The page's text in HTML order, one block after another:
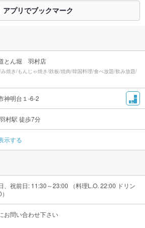
アプリでブックマーク
とん堀 羽村店
焼き/もんじゃ焼き/鉄板/焼肉/韓国料理/食べ放題/飲み放題/
神明台１-6-2
村駅 徒歩7分
示する
、祝前日: 11:30～23:00 （料理L.O. 22:00 ドリン
お問い合わせ下さい